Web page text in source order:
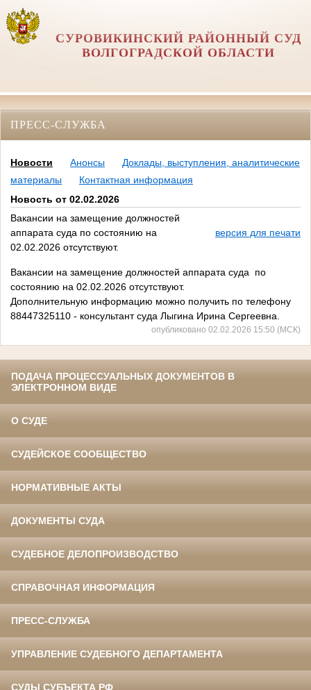
СУРОВИКИНСКИЙ РАЙОННЫЙ СУД
ВОЛГОГРАДСКОЙ ОБЛАСТИ
ПРЕСС-СЛУЖБА
Новости Анонсы
Доклады, выступления, аналитические
материалы
Контактная информация
Новость от 02.02.2026
Вакансии на замещение должностей
аппарата суда по состоянию на
02.02.2026 отсутствуют.
версия для печати
Вакансии на замещение должностей аппарата суда по
состоянию на 02.02.2026 отсутствуют.
Дополнительную информацию можно получить по телефону
88447325110 - консультант суда Лыгина Ирина Сергеевна.
опубликовано 02.02.2026 15:50 (МСК)
ПОДАЧА ПРОЦЕССУАЛЬНЫХ ДОКУМЕНТОВ В
ЭЛЕКТРОННОМ ВИДЕ
О СУДЕ
СУДЕЙСКОЕ СООБЩЕСТВО
НОРМАТИВНЫЕ АКТЫ
ДОКУМЕНТЫ СУДА
СУДЕБНОЕ ДЕЛОПРОИЗВОДСТВО
СПРАВОЧНАЯ ИНФОРМАЦИЯ
ПРЕСС-СЛУЖБА
УПРАВЛЕНИЕ СУДЕБНОГО ДЕПАРТАМЕНТА
СУДЫ СУБЪЕКТА РФ